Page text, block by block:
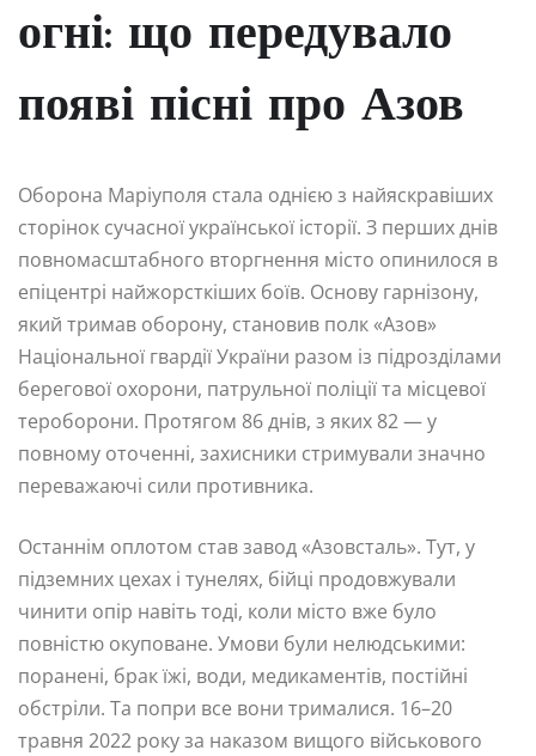
огні: що передувало
появі пісні про Азов
Оборона Маріуполя стала однією з найяскравіших
сторінок сучасної української історії. З перших днів
повномасштабного вторгнення місто опинилося в
епіцентрі найжорсткіших боїв. Основу гарнізону,
який тримав оборону, становив полк «Азов»
Національної гвардії України разом із підрозділами
берегової охорони, патрульної поліції та місцевої
тероборони. Протягом 86 днів, з яких 82 — у
повному оточенні, захисники стримували значно
переважаючі сили противника.
Останнім оплотом став завод «Азовсталь». Тут, у
підземних цехах і тунелях, бійці продовжували
чинити опір навіть тоді, коли місто вже було
повністю окуповане. Умови були нелюдськими:
поранені, брак їжі, води, медикаментів, постійні
обстріли. Та попри все вони трималися. 16–20
травня 2022 року за наказом вищого військового